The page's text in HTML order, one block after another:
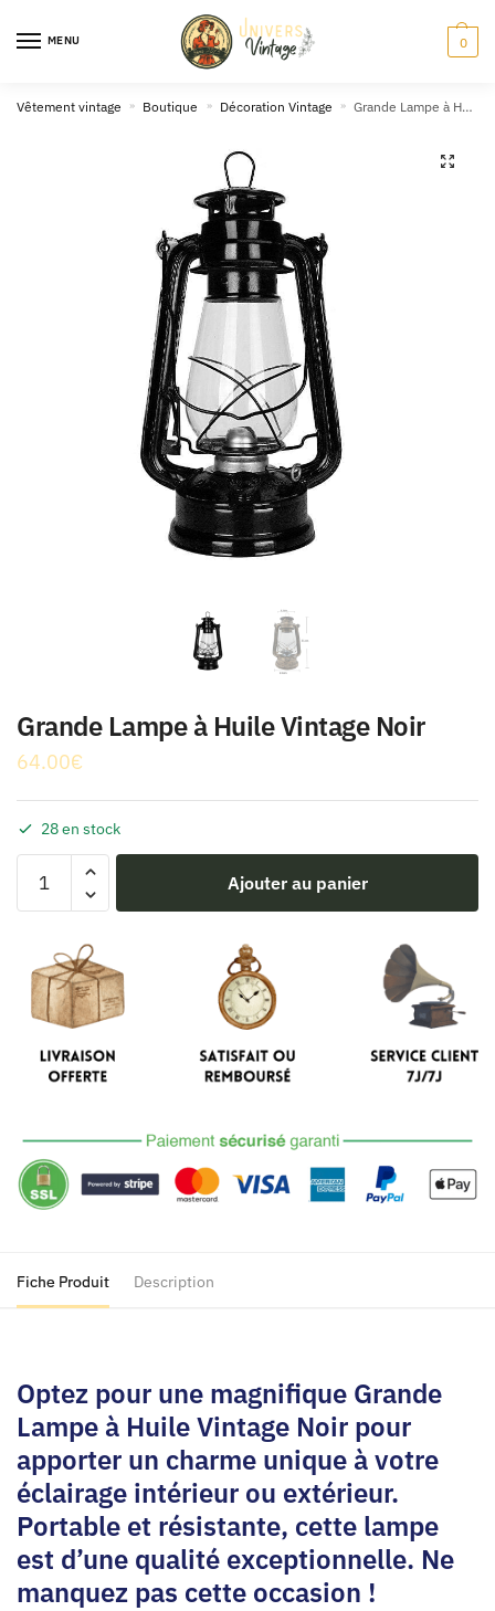
MENU 0
Vêtement vintage » Boutique » Décoration Vintage » Grande Lampe à Huile Vintage Noir
🔍
Grande Lampe à Huile Vintage Noir
64.00€
28 en stock
Grande
Huile
Vintage
Noir
Ajouter au panier
Fiche Produit Description
Optez pour une magnifique Grande
Lampe à Huile Vintage Noir pour
apporter un charme unique à votre
éclairage intérieur ou extérieur.
Portable et résistante, cette lampe
est d’une qualité exceptionnelle. Ne
manquez pas cette occasion !